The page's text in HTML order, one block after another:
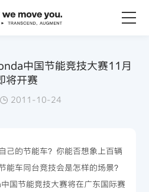
中国节能竞技大赛11月
将开赛
2011-10-24
己的节能车？你能否想象上百辆
能车同台竞技会是怎样的场景？
国节能竞技大赛将在广东国际赛